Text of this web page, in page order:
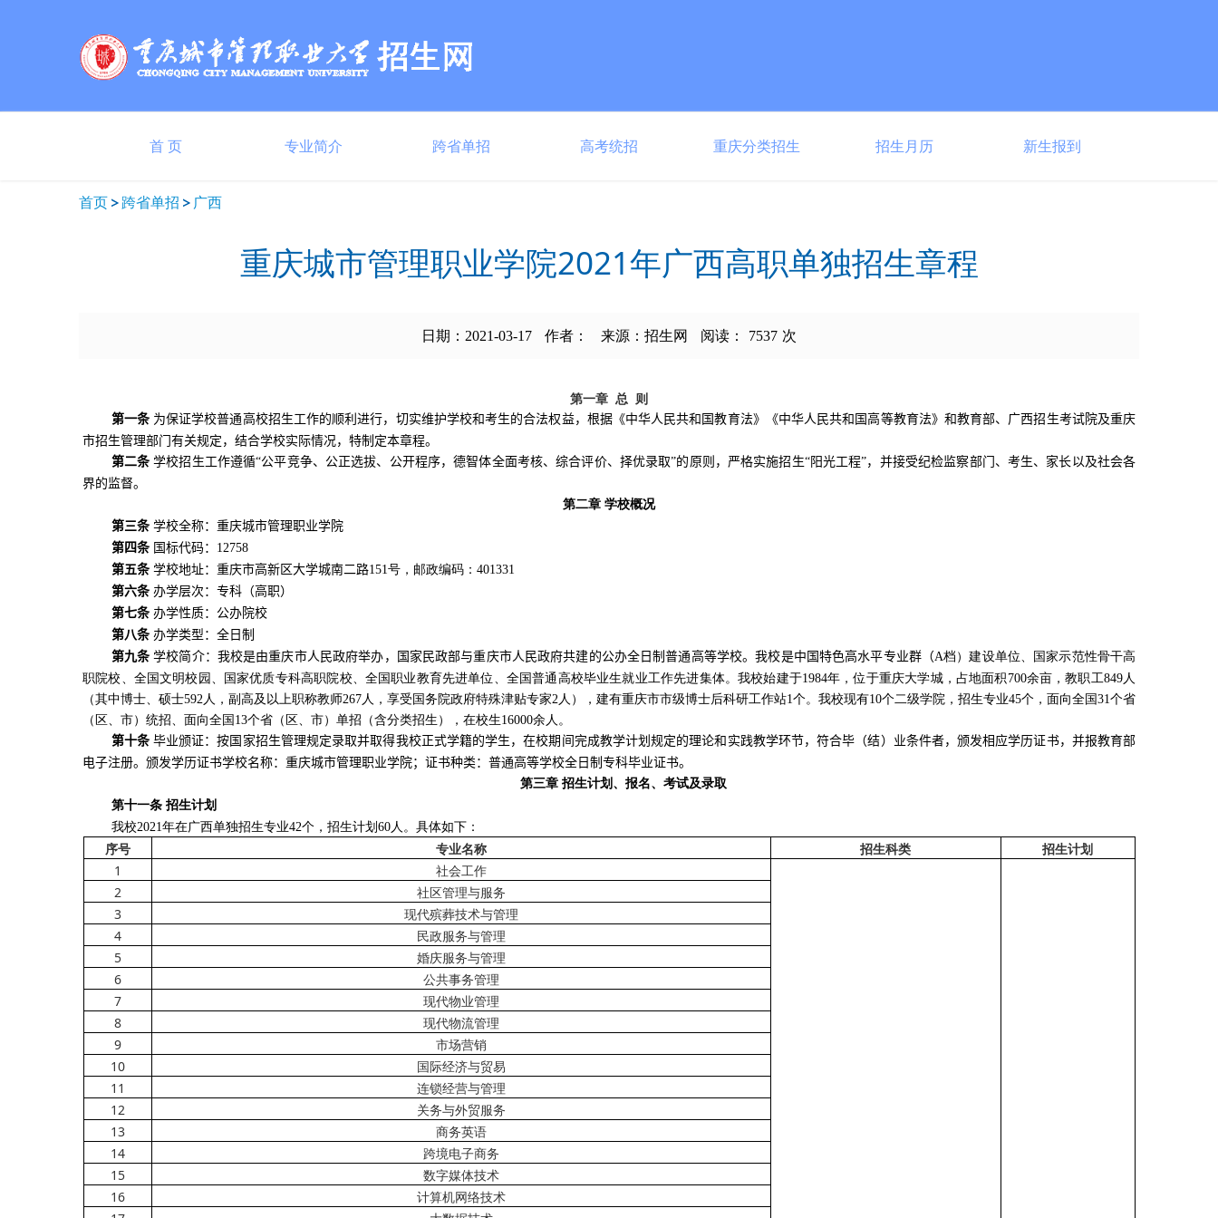
首 页 专业简介 跨省单招 高考统招 重庆分类招生 招生月历 新生报到
首页 跨省单招 广西
重庆城市管理职业学院2021年广西高职单独招生章程
日期：2021-03-17 作者： 来源：招生网 阅读： 7537 次
第一章 总 则
第一条 为保证学校普通高校招生工作的顺利进行，切实维护学校和考生的合法权益，根据《中华人民共和国教育法》《中华人民共和国高等教育法》和教育部、广西招生考试院及重庆
市招生管理部门有关规定，结合学校实际情况，特制定本章程。
第二条学校招生工作遵循“公平竞争、公正选拔、公开程序，德智体全面考核、综合评价、择优录取”的原则，严格实施招生“阳光工程”，并接受纪检监察部门、考生、家长以及社会各
界的监督。
第二章 学校概况
第三条 学校全称：重庆城市管理职业学院
第四条 国标代码： 12758
第五条 学校地址：重庆市高新区大学城南二路151号，邮政编码： 401331
第六条 办学层次：专科（高职）
第七条 办学性质：公办院校
第八条 办学类型：全日制
第九条学校简介：我校是由重庆市人民政府举办，国家民政部与重庆市人民政府共建的公办全日制普通高等学校。我校是中国特色高水平专业群（A档）建设单位、国家示范性骨干高
职院校、全国文明校园、国家优质专科高职院校、全国职业教育先进单位、全国普通高校毕业生就业工作先进集体。我校始建于1984年，位于重庆大学城，占地面积 700余亩，教职工849人
（其中博士、硕士592人，副高及以上职称教师267人，享受国务院政府特殊津贴专家2人），建有重庆市市级博士后科研工作站1个。我校现有10个二级学院，招生专业45个，面向全国 31个省
（区、市）统招、面向全国 13个省（区、市）单招（含分类招生），在校生16000余人。
第十条 毕业颁证：按国家招生管理规定录取并取得我校正式学籍的学生，在校期间完成教学计划规定的理论和实践教学环节，符合毕（结）业条件者，颁发相应学历证书，并报教育部
电子注册。颁发学历证书学校名称：重庆城市管理职业学院；证书种类：普通高等学校全日制专科毕业证书。
第三章 招生计划、报名、考试及录取
第十一条 招生计划
我校2021年在广西单独招生专业42个，招生计划 60人。具体如下：
序号 专业名称 招生科类
招生计划
1
社会工作
2
社区管理与服务
3
现代殡葬技术与管理
4
民政服务与管理
5
婚庆服务与管理
6
公共事务管理
7
现代物业管理
8
现代物流管理
9
市场营销
10
国际经济与贸易
11
连锁经营与管理
12
关务与外贸服务
13
商务英语
14
跨境电子商务
15
数字媒体技术
16
计算机网络技术